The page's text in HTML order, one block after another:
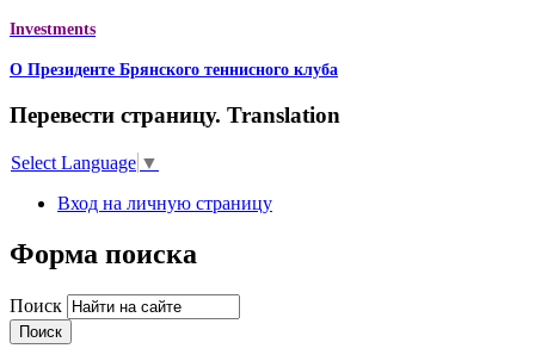
Investments
О Президенте Брянского теннисного клуба
Перевести страницу. Translation
Select Language ▼
Вход на личную страницу
Форма поиска
Поиск